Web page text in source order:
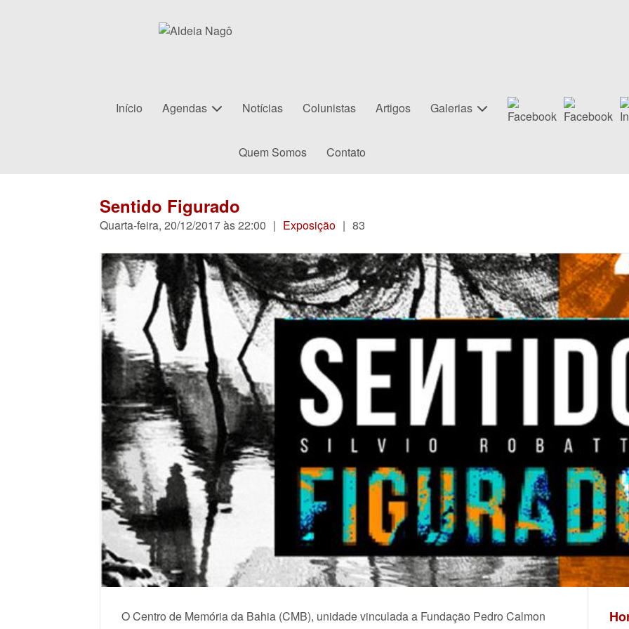
Início Agendas Notícias Colunistas Artigos Galerias
Quem Somos Contato
Sentido Figurado
Quarta-feira, 20/12/2017 às 22:00 | Exposição | 83
O Centro de Memória da Bahia (CMB), unidade vinculada a Fundação Pedro Calmon